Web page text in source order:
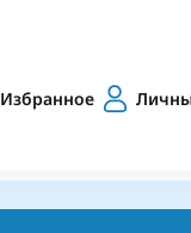
Избранное